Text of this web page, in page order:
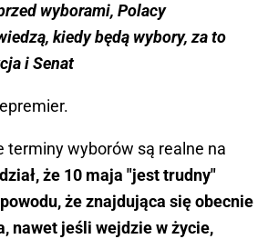
wyborami, Polacy
kiedy będą wybory, za to
i Senat
terminy wyborów są realne na
że 10 maja "jest trudny"
że znajdująca się obecnie
nawet jeśli wejdzie w życie,